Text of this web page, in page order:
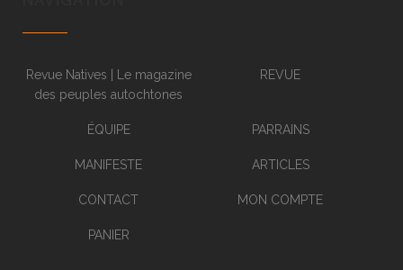
Revue Natives | Le magazine
des peuples autochtones
REVUE
ÉQUIPE PARRAINS
MANIFESTE ARTICLES
CONTACT MON COMPTE
PANIER